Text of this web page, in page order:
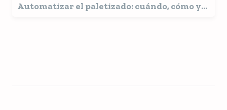
Automatizar el paletizado: cuándo, cómo y